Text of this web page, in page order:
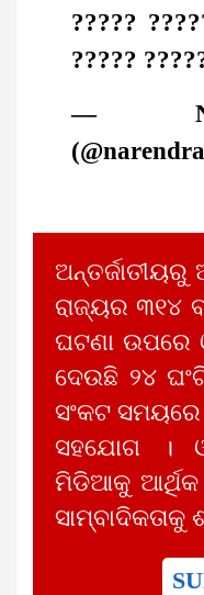
?????
?????
—
ରାଜ୍ୟର ୩୧୪
ଘଟଣା
ଦେଉଛି ୨୪
ସଂକଟ
ସହଯୋଗ ।
ମିଡିଆକୁ ଆର୍ଥିକ
ସାମ୍ବାଦିକତାକୁ